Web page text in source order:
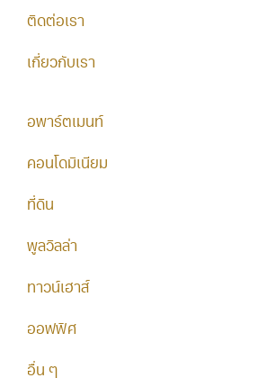
ติดต่อเรา
เกี่ยวกับเรา
อพาร์ตเมนท์
คอนโดมิเนียม
ที่ดิน
พูลวิลล่า
ทาวน์เฮาส์
ออฟฟิศ
อื่น ๆ